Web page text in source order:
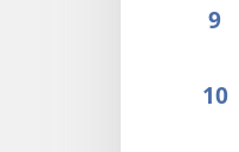
9
10